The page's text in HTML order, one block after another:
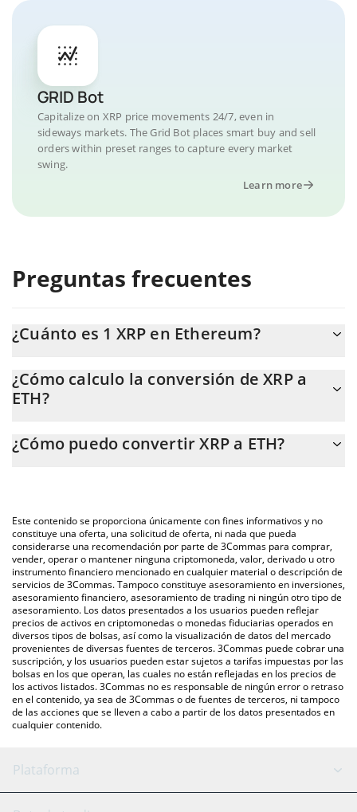
GRID Bot
Capitalize on XRP price movements 24/7, even in
sideways markets. The Grid Bot places smart buy and sell
orders within preset ranges to capture every market
swing.
Learn more
Preguntas frecuentes
¿Cuánto es 1 XRP en Ethereum?
En este momento, 1 XRP equivale a 0.00053898 ETH.
¿Cómo calculo la conversión de XRP a
ETH?
fácilmente el precio de conversión de XRP a ETH. Solo necesitas
También puedes utilizar nuestra tabla de precios de XRP que se
encuentra arriba para verificar el último precio de XRP en las
principales monedas fiduciarias y criptomonedas.
¿Cómo puedo convertir XRP a ETH?
otras.
Este contenido se proporciona únicamente con fines informativos y no
constituye una oferta, una solicitud de oferta, ni nada que pueda
considerarse una recomendación por parte de 3Commas para comprar,
vender, operar o mantener ninguna criptomoneda, valor, derivado u otro
instrumento financiero mencionado en cualquier material o descripción de
servicios de 3Commas. Tampoco constituye asesoramiento en inversiones,
asesoramiento financiero, asesoramiento de trading ni ningún otro tipo de
asesoramiento. Los datos presentados a los usuarios pueden reflejar
precios de activos en criptomonedas o monedas fiduciarias operados en
diversos tipos de bolsas, así como la visualización de datos del mercado
provenientes de diversas fuentes de terceros. 3Commas puede cobrar una
suscripción, y los usuarios pueden estar sujetos a tarifas impuestas por las
bolsas en los que operan, las cuales no están reflejadas en los precios de
los activos listados. 3Commas no es responsable de ningún error o retraso
en el contenido, ya sea de 3Commas o de fuentes de terceros, ni tampoco
de las acciones que se lleven a cabo a partir de los datos presentados en
cualquier contenido.
Plataforma